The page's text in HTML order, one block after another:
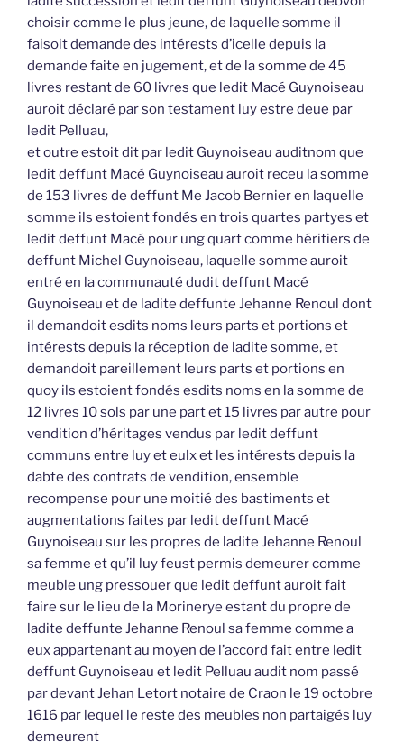
choisir comme le plus jeune, de laquelle somme il
faisoit demande des intérests d’icelle depuis la
demande faite en jugement, et de la somme de 45
livres restant de 60 livres que ledit Macé Guynoiseau
auroit déclaré par son testament luy estre deue par
ledit Pelluau,
et outre estoit dit par ledit Guynoiseau auditnom que
ledit deffunt Macé Guynoiseau auroit receu la somme
de 153 livres de deffunt Me Jacob Bernier en laquelle
somme ils estoient fondés en trois quartes partyes et
ledit deffunt Macé pour ung quart comme héritiers de
deffunt Michel Guynoiseau, laquelle somme auroit
entré en la communauté dudit deffunt Macé
Guynoiseau et de ladite deffunte Jehanne Renoul dont
il demandoit esdits noms leurs parts et portions et
intérests depuis la réception de ladite somme, et
demandoit pareillement leurs parts et portions en
quoy ils estoient fondés esdits noms en la somme de
12 livres 10 sols par une part et 15 livres par autre pour
vendition d’héritages vendus par ledit deffunt
communs entre luy et eulx et les intérests depuis la
dabte des contrats de vendition, ensemble
recompense pour une moitié des bastiments et
augmentations faites par ledit deffunt Macé
Guynoiseau sur les propres de ladite Jehanne Renoul
sa femme et qu’il luy feust permis demeurer comme
meuble ung pressouer que ledit deffunt auroit fait
faire sur le lieu de la Morinerye estant du propre de
ladite deffunte Jehanne Renoul sa femme comme a
eux appartenant au moyen de l’accord fait entre ledit
deffunt Guynoiseau et ledit Pelluau audit nom passé
par devant Jehan Letort notaire de Craon le 19 octobre
1616 par lequel le reste des meubles non partaigés luy
demeurent